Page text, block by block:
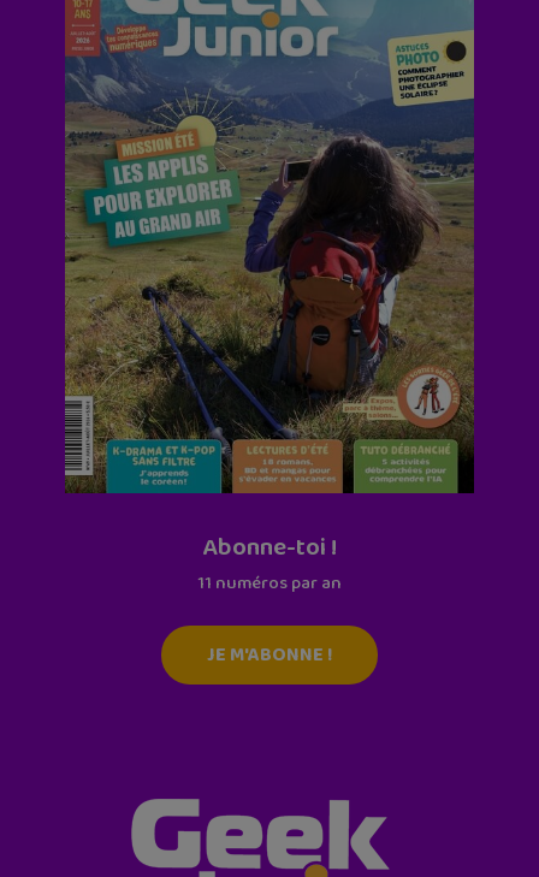
Abonne-toi !
11 numéros par an
JE M'ABONNE !